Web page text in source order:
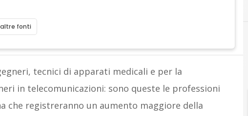
fonti
tecnici di apparati medicali e per la
in telecomunicazioni: sono queste le professioni
che registreranno un aumento maggiore della